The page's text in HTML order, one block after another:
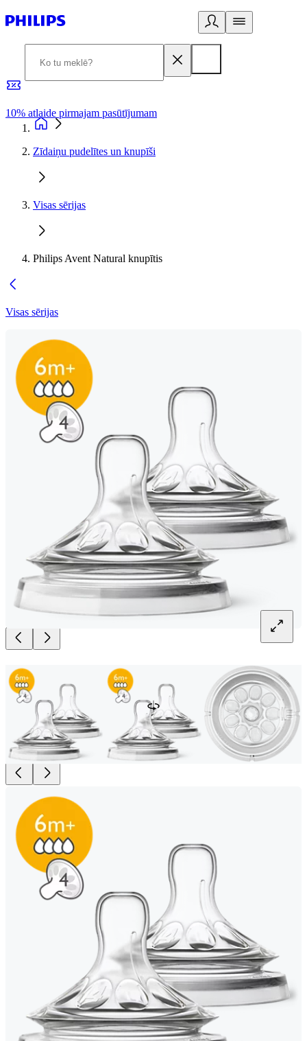
10% atlaide pirmajam pasūtījumam
Zīdaiņu pudelītes un knupīši
Visas sērijas
Philips Avent Natural knupītis
Visas sērijas